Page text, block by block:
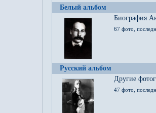
Белый альбом
Биография
67 фото,
Русский альбом
Другие
47 фото,